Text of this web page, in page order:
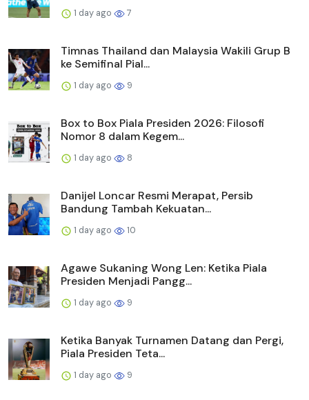
1 day ago 7
Timnas Thailand dan Malaysia Wakili Grup B
ke Semifinal Pial...
1 day ago 9
Box to Box Piala Presiden 2026: Filosofi
Nomor 8 dalam Kegem...
1 day ago 8
Danijel Loncar Resmi Merapat, Persib
Bandung Tambah Kekuatan...
1 day ago 10
Agawe Sukaning Wong Len: Ketika Piala
Presiden Menjadi Pangg...
1 day ago 9
Ketika Banyak Turnamen Datang dan Pergi,
Piala Presiden Teta...
1 day ago 9